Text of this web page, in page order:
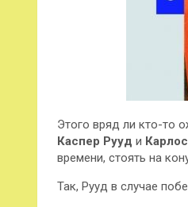
Этого вряд ли кто-то
Каспер Рууд и
времени, стоять на
Так, Рууд в случае